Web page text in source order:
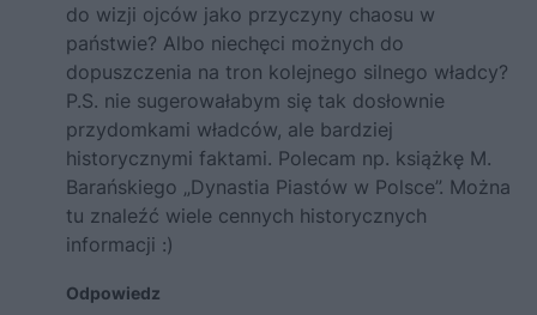
do wizji ojców jako przyczyny chaosu w
państwie? Albo niechęci możnych do
dopuszczenia na tron kolejnego silnego władcy?
P.S. nie sugerowałabym się tak dosłownie
przydomkami władców, ale bardziej
historycznymi faktami. Polecam np. książkę M.
Barańskiego „Dynastia Piastów w Polsce”. Można
tu znaleźć wiele cennych historycznych
informacji :)
Odpowiedz